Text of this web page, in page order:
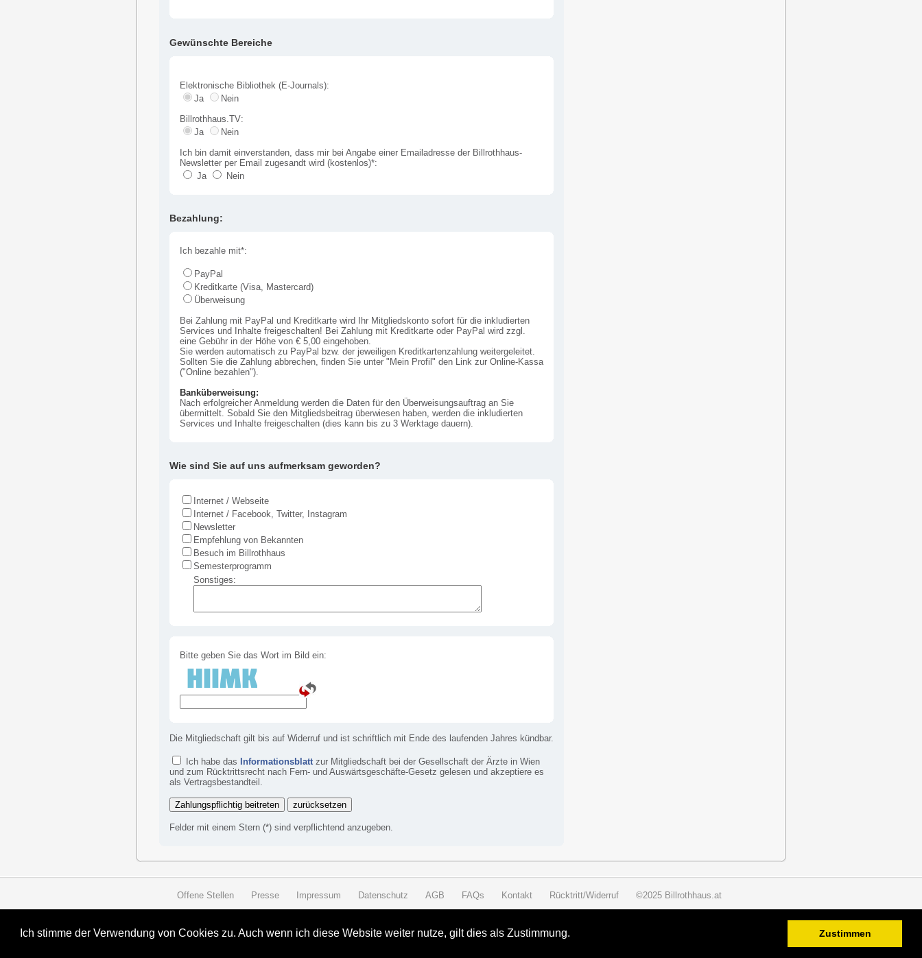
Ich stimme der Verwendung von Cookies zu. Auch wenn ich diese Website weiter nutze, gilt dies als Zustimmung. Zustimmen
Gewünschte Bereiche
Elektronische Bibliothek (E-Journals):
Ja
Nein
Billrothhaus.TV:
Ja
Nein
Ich bin damit einverstanden, dass mir bei Angabe einer Emailadresse der Billrothhaus-
Newsletter per Email zugesandt wird (kostenlos)*:
Ja
Nein
Bezahlung:
Ich bezahle mit*:
PayPal
Kreditkarte (Visa, Mastercard)
Überweisung
Bei Zahlung mit PayPal und Kreditkarte wird Ihr Mitgliedskonto sofort für die inkludierten
Services und Inhalte freigeschalten! Bei Zahlung mit Kreditkarte oder PayPal wird zzgl.
eine Gebühr in der Höhe von € 5,00 eingehoben.
Sie werden automatisch zu PayPal bzw. der jeweiligen Kreditkartenzahlung weitergeleitet.
Sollten Sie die Zahlung abbrechen, finden Sie unter "Mein Profil" den Link zur Online-Kassa
("Online bezahlen").
Banküberweisung:
Nach erfolgreicher Anmeldung werden die Daten für den Überweisungsauftrag an Sie
übermittelt. Sobald Sie den Mitgliedsbeitrag überwiesen haben, werden die inkludierten
Services und Inhalte freigeschalten (dies kann bis zu 3 Werktage dauern).
Wie sind Sie auf uns aufmerksam geworden?
Internet / Webseite
Internet / Facebook, Twitter, Instagram
Newsletter
Empfehlung von Bekannten
Besuch im Billrothhaus
Semesterprogramm
Sonstiges:
Bitte geben Sie das Wort im Bild ein:
Die Mitgliedschaft gilt bis auf Widerruf und ist schriftlich mit Ende des laufenden Jahres kündbar.
Ich habe das Informationsblatt zur Mitgliedschaft bei der Gesellschaft der Ärzte in Wien
und zum Rücktrittsrecht nach Fern- und Auswärtsgeschäfte-Gesetz gelesen und akzeptiere es
als Vertragsbestandteil.
Felder mit einem Stern (*) sind verpflichtend anzugeben.
Offene Stellen Presse Impressum Datenschutz AGB FAQs Kontakt Rücktritt/Widerruf ©2025 Billrothhaus.at